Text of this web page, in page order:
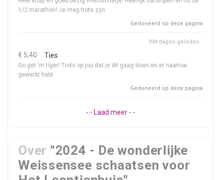
1/2 marathon! Je mag trots zijn
Gedoneerd op deze pagina
€ 5,40 Ties
Go get 'm tiger! Trots op jou dat je dit gaag doen en er naartoe
gewerkt hebt
934 dagen geleden
Gedoneerd op deze pagina
- - Laad meer - -
Over "2024 - De wonderlijke
Weissensee schaatsen voor